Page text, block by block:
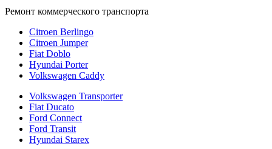
Ремонт коммерческого транспорта
Citroen Berlingo
Citroen Jumper
Fiat Doblo
Hyundai Porter
Volkswagen Caddy
Volkswagen Transporter
Fiat Ducato
Ford Connect
Ford Transit
Hyundai Starex